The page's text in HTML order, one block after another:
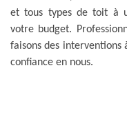
et tous types de toit à
votre budget.
faisons des interventions
confiance en nous.